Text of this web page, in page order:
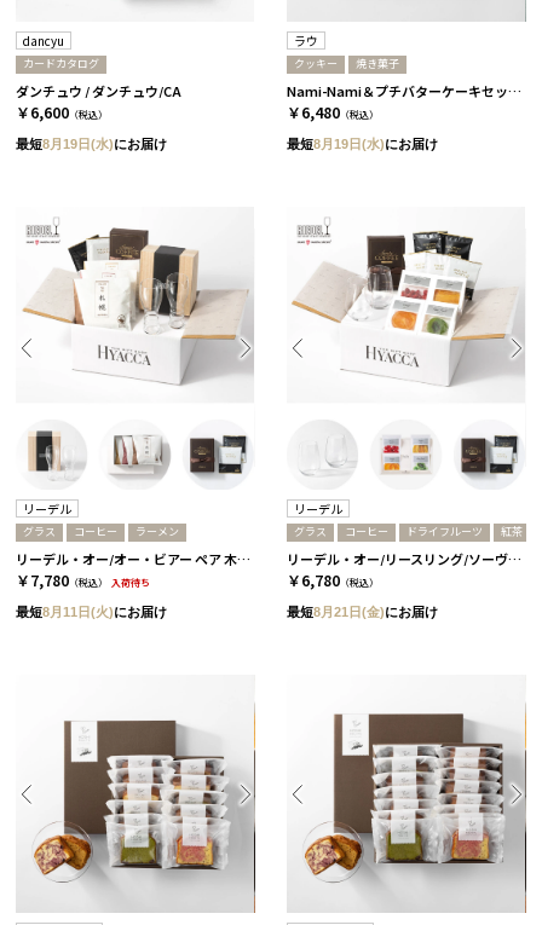
dancyu
カードカタログ
ダンチュウ / ダンチュウ/CA
￥6,600 （税込）
最短8月19日(水)にお届け
ラウ
クッキー 焼き菓子
Nami-Nami＆プチバターケーキセット［ラウ］
￥6,480 （税込）
最短8月19日(水)にお届け
リーデル
グラス コーヒー ラーメン
リーデル・オー/オー・ビアー ペア 木箱入り［リーデル］+ラーメン+コーヒー
￥7,780 （税込） 入荷待ち
最短8月11日(火)にお届け
リーデル
グラス コーヒー ドライフルーツ 紅茶
リーデル・オー/リースリング/ソーヴィニヨン・ブラン 2個セット［リーデル］+ドライフルーツ+コーヒーor紅茶 コーヒー
￥6,780 （税込）
最短8月21日(金)にお届け